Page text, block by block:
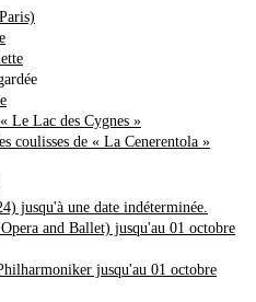
Le Lac des Cygnes »
coulisses de « La Cenerentola »
jusqu'à une date indéterminée.
and Ballet) jusqu'au 01 octobre
jusqu'au 01 octobre